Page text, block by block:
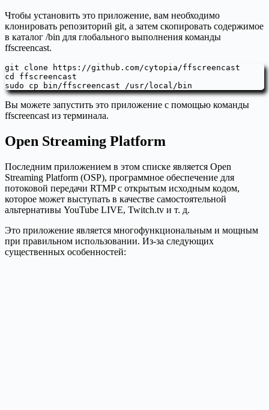
Чтобы установить это приложение, вам необходимо
клонировать репозиторий git, а затем скопировать содержимое
в каталог /bin для глобального выполнения команды
ffscreencast.
git clone https://github.com/cytopia/ffscreencast
cd ffscreencast
sudo cp bin/ffscreencast /usr/local/bin
Вы можете запустить это приложение с помощью команды
ffscreencast из терминала.
Open Streaming Platform
Последним приложением в этом списке является Open
Streaming Platform (OSP), программное обеспечение для
потоковой передачи RTMP с открытым исходным кодом,
которое может выступать в качестве самостоятельной
альтернативы YouTube LIVE, Twitch.tv и т. д.
Это приложение является многофункциональным и мощным
при правильном использовании. Из-за следующих
существенных особенностей: